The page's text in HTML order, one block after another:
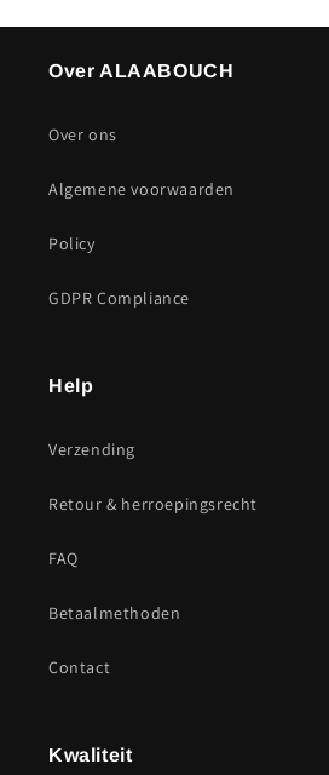
Over ALAABOUCH
Over ons
Algemene voorwaarden
Policy
GDPR Compliance
Help
Verzending
Retour & herroepingsrecht
FAQ
Betaalmethoden
Contact
Kwaliteit